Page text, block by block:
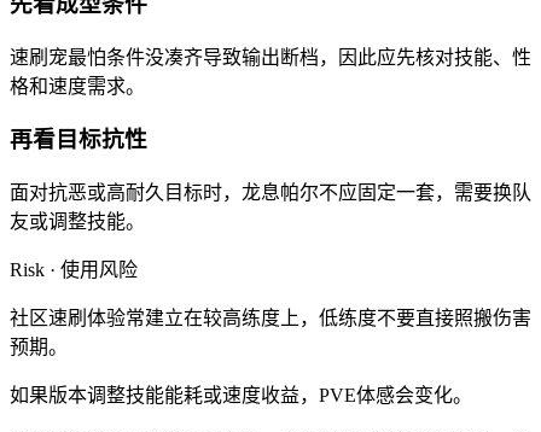
速刷宠最怕条件没凑齐导致输出断档，因此应先核对技能、性
格和速度需求。
再看目标抗性
面对抗恶或高耐久目标时，龙息帕尔不应固定一套，需要换队
友或调整技能。
Risk · 使用风险
社区速刷体验常建立在较高练度上，低练度不要直接照搬伤害
预期。
如果版本调整技能能耗或速度收益，PVE体感会变化。